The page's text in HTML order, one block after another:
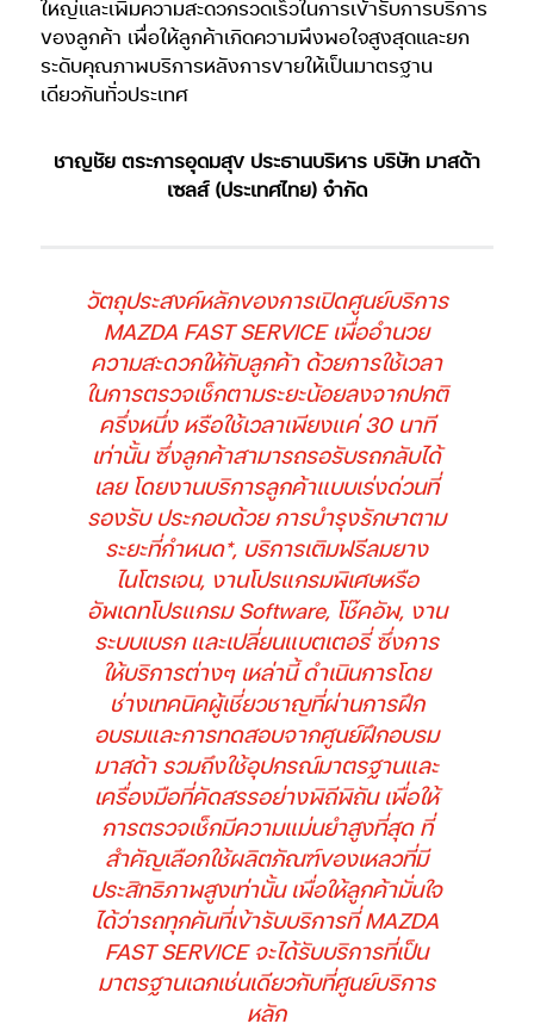
ใหญ่และเพิ่มความสะดวกรวดเร็วในการเข้ารับการบริการ
ของลูกค้า เพื่อให้ลูกค้าเกิดความพึงพอใจสูงสุดและยก
ระดับคุณภาพบริการหลังการขายให้เป็นมาตรฐาน
เดียวกันทั่วประเทศ
ชาญชัย ตระการอุดมสุข ประธานบริหาร บริษัท มาสด้า
เซลส์ (ประเทศไทย) จำกัด
วัตถุประสงค์หลักของการเปิดศูนย์บริการ
MAZDA FAST SERVICE เพื่ออำนวย
ความสะดวกให้กับลูกค้า ด้วยการใช้เวลา
ในการตรวจเช็กตามระยะน้อยลงจากปกติ
ครึ่งหนึ่ง หรือใช้เวลาเพียงแค่ 30 นาที
เท่านั้น ซึ่งลูกค้าสามารถรอรับรถกลับได้
เลย โดยงานบริการลูกค้าแบบเร่งด่วนที่
รองรับ ประกอบด้วย การบำรุงรักษาตาม
ระยะที่กำหนด*, บริการเติมฟรีลมยาง
ไนโตรเจน, งานโปรแกรมพิเศษหรือ
อัพเดทโปรแกรม Software, โช๊คอัพ, งาน
ระบบเบรก และเปลี่ยนแบตเตอรี่ ซึ่งการ
ให้บริการต่างๆ เหล่านี้ ดำเนินการโดย
ช่างเทคนิคผู้เชี่ยวชาญที่ผ่านการฝึก
อบรมและการทดสอบจากศูนย์ฝึกอบรม
มาสด้า รวมถึงใช้อุปกรณ์มาตรฐานและ
เครื่องมือที่คัดสรรอย่างพิถีพิถัน เพื่อให้
การตรวจเช็กมีความแม่นยำสูงที่สุด ที่
สำคัญเลือกใช้ผลิตภัณฑ์ของเหลวที่มี
ประสิทธิภาพสูงเท่านั้น เพื่อให้ลูกค้ามั่นใจ
ได้ว่ารถทุกคันที่เข้ารับบริการที่ MAZDA
FAST SERVICE จะได้รับบริการที่เป็น
มาตรฐานเฉกเช่นเดียวกับที่ศูนย์บริการ
หลัก